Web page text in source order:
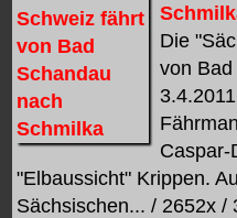
Die
von
Caspar-
"Elbaussicht" Krippen.
Sächsischen... / 2652x /